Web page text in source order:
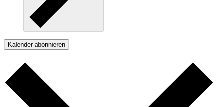
Kalender abonnieren